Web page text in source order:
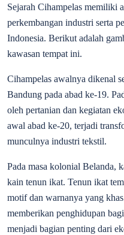
Sejarah Cihampelas memiliki
perkembangan industri serta
Indonesia. Berikut adalah
kawasan tempat ini.
Cihampelas awalnya dikenal
Bandung pada abad ke-19.
oleh pertanian dan kegiatan
awal abad ke-20, terjadi
munculnya industri tekstil.
Pada masa kolonial Belanda,
kain tenun ikat. Tenun ikat
motif dan warnanya yang
memberikan penghidupan
menjadi bagian penting dari